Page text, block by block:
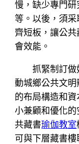
慢，缺少專門
等。以後，須
齊短板，讓公
會效能。
抓緊制訂
動城鄉公共文
的布局構造和
小兼顧和優化
共藏書瑜伽教室
可與下層藏書樓